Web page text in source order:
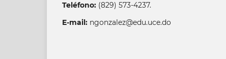
Teléfono: (829) 573-4237.
E-mail: ngonzalez@edu.uce.do